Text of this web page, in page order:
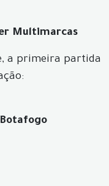
Multimarcas
a primeira partida